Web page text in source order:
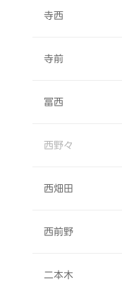
寺西
寺前
冨西
西野々
西畑田
西前野
二本木